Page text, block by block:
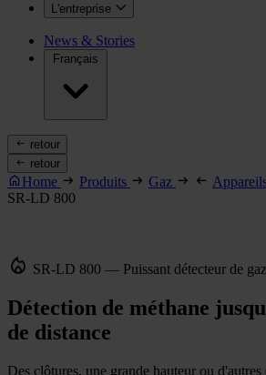
L'entreprise
News & Stories
Français
retour
retour
Home Produits Gaz
SR-LD 800
SR-LD 800 — Puissant détecteur de
Détection de méthane
de distance
Des clôtures, une grande hauteur ou